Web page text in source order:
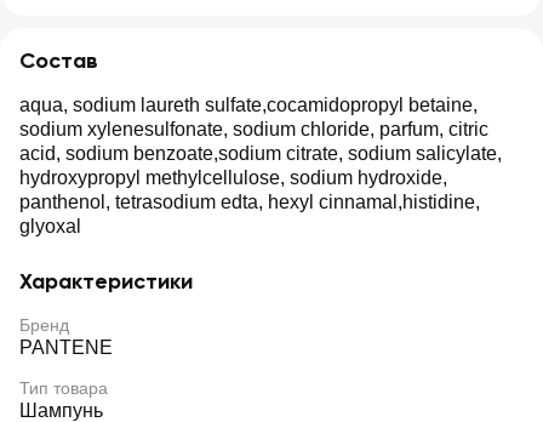
Состав
aqua, sodium laureth sulfate,cocamidopropyl betaine,
sodium xylenesulfonate, sodium chloride, parfum, citric
acid, sodium benzoate,sodium citrate, sodium salicylate,
hydroxypropyl methylcellulose, sodium hydroxide,
panthenol, tetrasodium edta, hexyl cinnamal,histidine,
glyoxal
Характеристики
Бренд
PANTENE
Тип товара
Шампунь